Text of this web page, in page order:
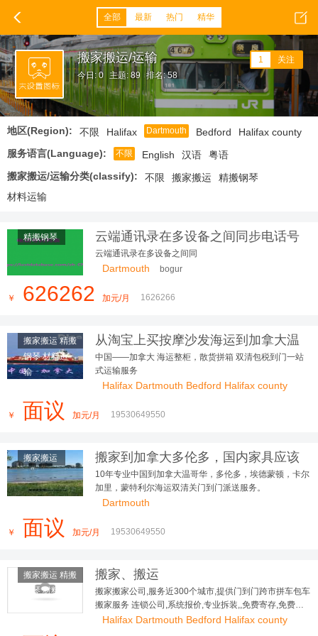
全部 最新 热门 精华
搬家搬运/运输
今日: 0 主题: 89 排名: 58
1 关注
地区(Region): 不限 Halifax Dartmouth Bedford
Halifax county
服务语言(Language):
不限 English 汉语
粤语
搬家搬运/运输分类(classify):
不限 搬家搬运
精搬钢琴
材料运输
精搬钢琴
云端通讯录在多设备之间同步电话号
码列表
云端通讯录在多设备之间同
Dartmouth bogur
￥ 626262 加元/月 1626266
搬家搬运 精搬
钢琴 材料运
输
从淘宝上买按摩沙发海运到加拿大温
哥华好用到朋友追着问
中国——加拿大 海运整柜，散货拼箱 双清包税到门一站
式运输服务
Halifax Dartmouth Bedford Halifax county
￥ 面议 加元/月 19530649550
搬家搬运
搬家到加拿大多伦多，国内家具应该
如何打包海运到加拿大?
10年专业中国到加拿大温哥华，多伦多，埃德蒙顿，卡尔
加里，蒙特利尔海运双清关门到门派送服务。
Dartmouth
￥ 面议 加元/月 19530649550
搬家搬运 精搬
钢琴 材料运
搬家、搬运
搬家搬家公司,服务近300个城市,提供门到门跨市拼车包车
搬家服务 连锁公司,系统报价,专业拆装,,免费寄存,免费评
估,全程保险
Halifax Dartmouth Bedford Halifax county